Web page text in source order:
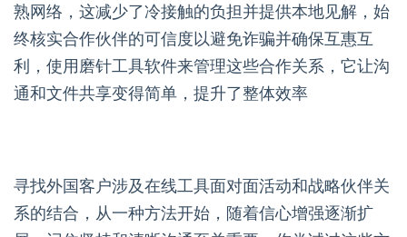
熟网络，这减少了冷接触的负担并提供本地见解，始
终核实合作伙伴的可信度以避免诈骗并确保互惠互
利，使用磨针工具软件来管理这些合作关系，它让沟
通和文件共享变得简单，提升了整体效率
寻找外国客户涉及在线工具面对面活动和战略伙伴关
系的结合，从一种方法开始，随着信心增强逐渐扩